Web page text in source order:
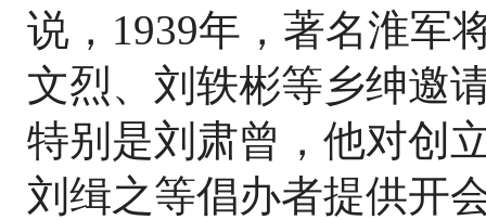
说，1939年，著名淮军
文烈、刘轶彬等乡绅邀
特别是刘肃曾，他对创
刘缉之等倡办者提供开